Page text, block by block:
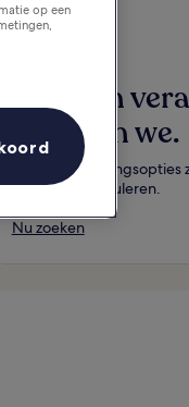
Plannen
snappen we.
Flexibele
wijzigen of annuleren.
Nu zoeken
op een